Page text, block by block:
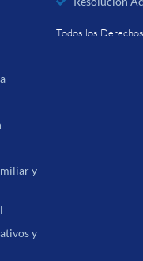
y
y
Todos los